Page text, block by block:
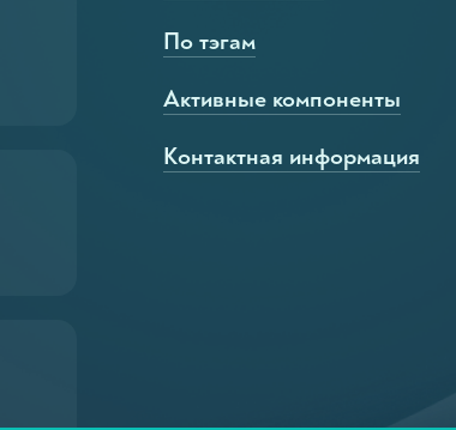
По тэгам
Активные компоненты
Контактная информация